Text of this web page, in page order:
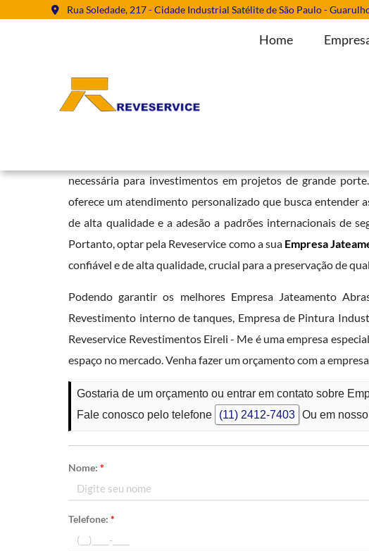
Rua Soledade, 217 - Cidade Industrial Satélite de São Paulo -
Home
Empresa Jateamento Abrasivo em Alto
A reputação da Reveservice em serviços de revestimentos
necessária para investimentos em projetos de grande
oferece um atendimento personalizado que busca entender
de alta qualidade e a adesão a padrões internacionais de
Portanto, optar pela Reveservice como a sua Empresa
confiável e de alta qualidade, crucial para a preservação de
Podendo garantir os melhores Empresa Jateamento
Revestimento interno de tanques, Empresa de Pintura
Reveservice Revestimentos Eireli - Me é uma empresa
espaço no mercado. Venha fazer um orçamento com a
Gostaria de um orçamento ou entrar em contato sobre
Fale conosco pelo telefone
(11) 2412-7403 Ou em
Nome:*
Telefone:*